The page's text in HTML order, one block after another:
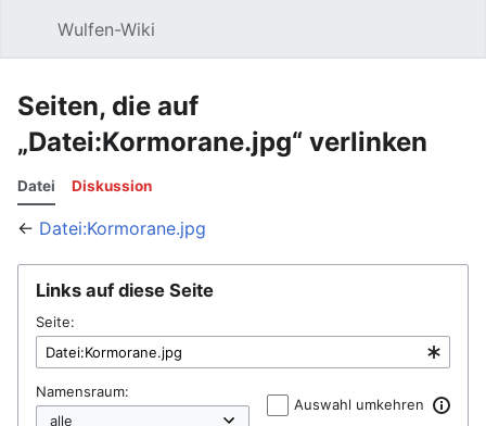
Wulfen-Wiki
Seiten, die auf
„Datei:Kormorane.jpg“ verlinken
Datei Diskussion
← Datei:Kormorane.jpg
Links auf diese Seite
Seite:
Namensraum:
Auswahl umkehren